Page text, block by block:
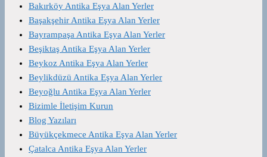
Bakırköy Antika Eşya Alan Yerler
Başakşehir Antika Eşya Alan Yerler
Bayrampaşa Antika Eşya Alan Yerler
Beşiktaş Antika Eşya Alan Yerler
Beykoz Antika Eşya Alan Yerler
Beylikdüzü Antika Eşya Alan Yerler
Beyoğlu Antika Eşya Alan Yerler
Bizimle İletişim Kurun
Blog Yazıları
Büyükçekmece Antika Eşya Alan Yerler
Çatalca Antika Eşya Alan Yerler